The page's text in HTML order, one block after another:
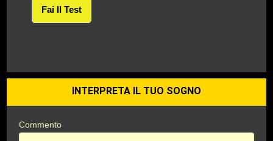
Fai Il Test
INTERPRETA IL TUO SOGNO
Commento